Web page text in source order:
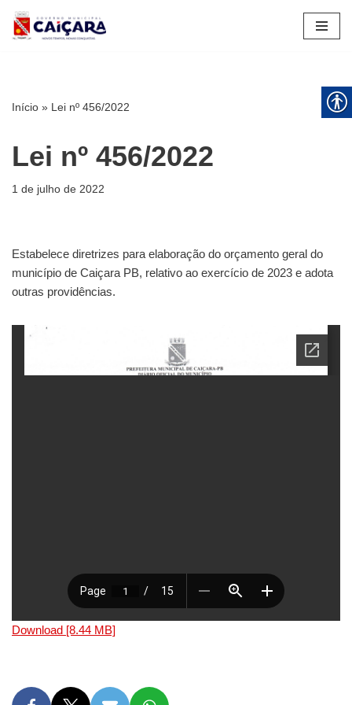
Pular
Início » Lei nº 456/2022
Lei nº 456/2022
1 de julho de 2022
Estabelece diretrizes para elaboração do orçamento geral do
município de Caiçara PB, relativo ao exercício de 2023 e adota
outras providências.
Download [8.44 MB]